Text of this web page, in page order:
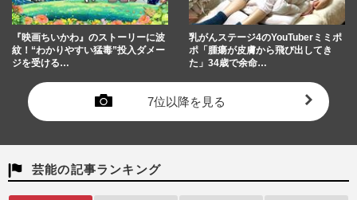
『映画ちいかわ』のストーリーに波
紋！“わかりやすい猛毒”投入ダメー
ジを受ける…
乳がんステージ4のYouTuberミミポ
ポ「腫瘍が皮膚から飛び出してき
た」34歳で余命…
7位以降を見る
芸能の記事ランキング